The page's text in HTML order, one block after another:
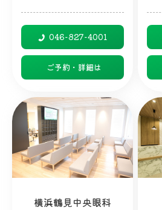
046-827-4001
ご予約・詳細は
横浜鶴見中央眼科